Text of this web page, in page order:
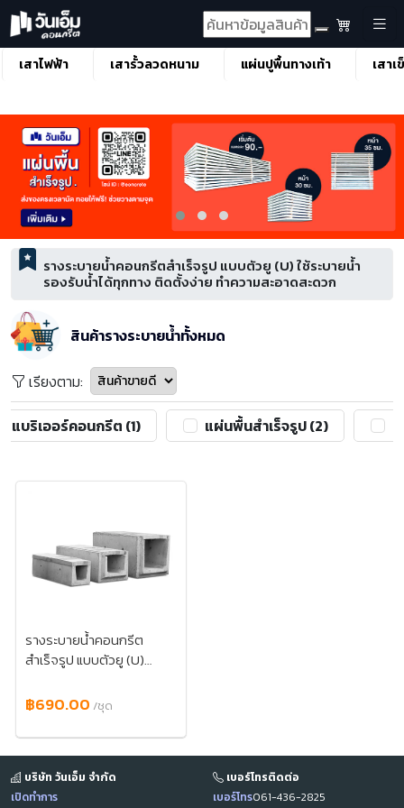
เสาไฟฟ้า เสารั้วลวดหนาม แผ่นปูพื้นทางเท้า เสาเ
รางระบายน้ำคอนกรีตสำเร็จรูป แบบตัวยู (U) ใช้ระบายน้ำ
รองรับน้ำได้ทุกทาง ติดตั้งง่าย ทำความสะอาดสะดวก
สินค้ารางระบายน้ำทั้งหมด
เรียงตาม:
แบริเออร์คอนกรีต (1) แผ่นพื้นสำเร็จรูป (2)
รางระบายน้ำคอนกรีต
สำเร็จรูป แบบตัวยู (U)
ระบายน้ำ 1 ตัว ใช้ระบายน้ำ
รองรับน้ำได้ทุกทาง ติดตั้ง
ง่าย ทำความสะอาดสะดวก
฿690.00 /ชุด
บริษัท วันเอ็ม จำกัด
เปิดทำการ
เบอร์โทรติดต่อ
เบอร์โทร061-436-2825